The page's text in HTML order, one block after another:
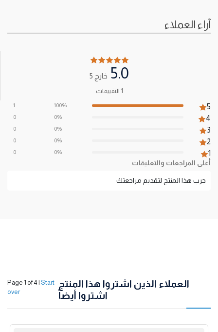
آراء العملاء
5.0 خارج 5
1 التقييمات
5
4
3
2
1
100%
0%
0%
0%
0%
1
0
0
0
0
أعلى المراجعات والتعليقات
جرب هذا المنتج لتقديم مراجعتك
العملاء الذين اشتروا هذا المنتج
اشتروا أيضاً
Page 1 of 4 | Start
over